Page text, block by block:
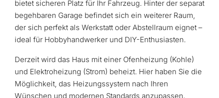
bietet sicheren Platz für Ihr Fahrzeug. Hinter der separat
begehbaren Garage befindet sich ein weiterer Raum,
der sich perfekt als Werkstatt oder Abstellraum eignet –
ideal für Hobbyhandwerker und DIY-Enthusiasten.
Derzeit wird das Haus mit einer Ofenheizung (Kohle)
und Elektroheizung (Strom) beheizt. Hier haben Sie die
Möglichkeit, das Heizungssystem nach Ihren
Wünschen und modernen Standards anzupassen.